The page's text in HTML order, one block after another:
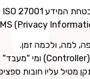
למה, ולכמה זמן.
עליו חובות